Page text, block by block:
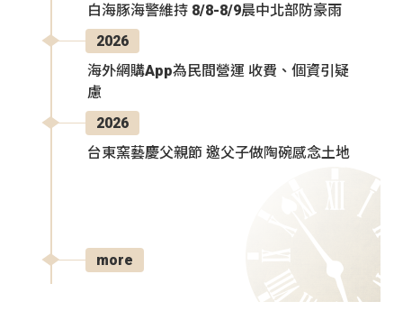
白海豚海警維持 8/8-8/9晨中北部防豪雨
2026
海外網購App為民間營運 收費、個資引疑
慮
2026
台東窯藝慶父親節 邀父子做陶碗感念土地
more